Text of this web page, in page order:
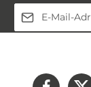
E-Mail-Adresse*
Kenntnis
Diese Seite ist